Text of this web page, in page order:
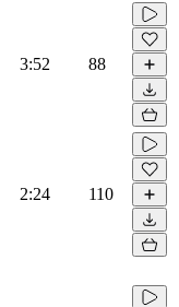
3:52 88
2:24 110